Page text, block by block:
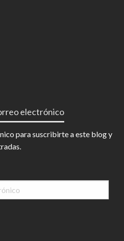
electrónico
para suscribirte a este blog y